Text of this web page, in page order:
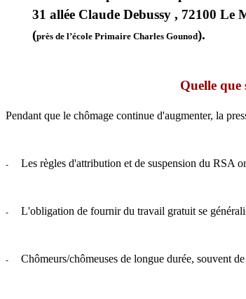
31 allée Claude Debussy , 72100 Le
(près de l’école Primaire Charles Gounod).
Quelle que
Pendant que le chômage continue d'augmenter, la
- Les règles d'attribution et de suspension du RSA
- L'obligation de fournir du travail gratuit se
- Chômeurs/chômeuses de longue durée, souvent